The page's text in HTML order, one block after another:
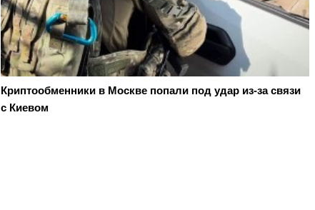
Криптообменники в Москве попали под удар из-за связи
с Киевом